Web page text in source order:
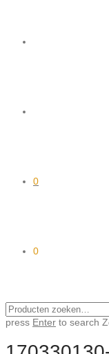
0
0
press Enter to search